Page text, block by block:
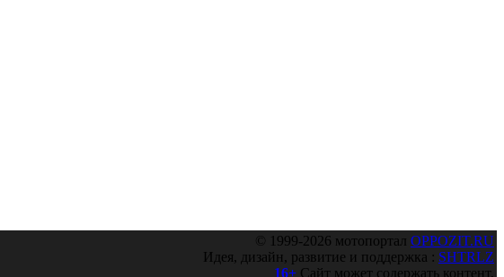
© 1999-2026 мотопортал OPPOZIT.RU
Идея, дизайн, развитие и поддержка : SHTRLZ
16+ Сайт может содержать контент,